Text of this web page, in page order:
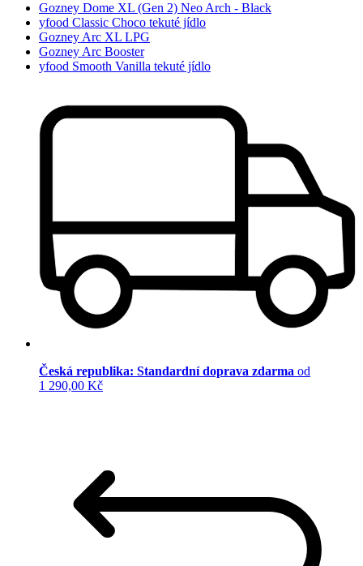
Gozney Dome XL (Gen 2) Neo Arch - Black
yfood Classic Choco tekuté jídlo
Gozney Arc XL LPG
Gozney Arc Booster
yfood Smooth Vanilla tekuté jídlo
Česká republika: Standardní doprava zdarma od
1 290,00 Kč